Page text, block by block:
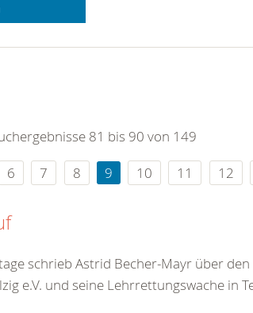
81 bis 90 von 149
6 7 8 9 10 11 12
schrieb Astrid Becher-Mayr über
e.V. und seine Lehrrettungswache in